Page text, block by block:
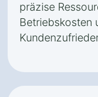
präzise
Betriebskosten